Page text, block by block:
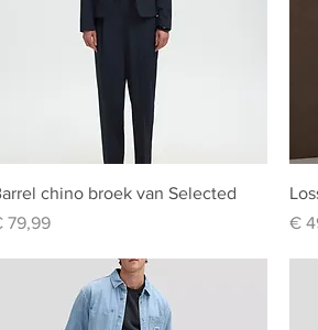
chino broek van Selected
79,99 €